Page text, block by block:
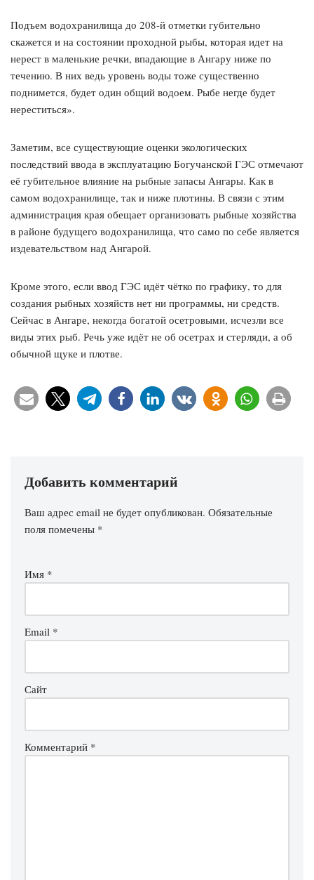
Подъем водохранилища до 208-й отметки губительно
скажется и на состоянии проходной рыбы, которая идет на
нерест в маленькие речки, впадающие в Ангару ниже по
течению. В них ведь уровень воды тоже существенно
поднимется, будет один общий водоем. Рыбе негде будет
нереститься».
Заметим, все существующие оценки экологических
последствий ввода в эксплуатацию Богучанской ГЭС отмечают
её губительное влияние на рыбные запасы Ангары. Как в
самом водохранилище, так и ниже плотины. В связи с этим
администрация края обещает организовать рыбные хозяйства
в районе будущего водохранилища, что само по себе является
издевательством над Ангарой.
Кроме этого, если ввод ГЭС идёт чётко по графику, то для
создания рыбных хозяйств нет ни программы, ни средств.
Сейчас в Ангаре, некогда богатой осетровыми, исчезли все
виды этих рыб. Речь уже идёт не об осетрах и стерляди, а об
обычной щуке и плотве.
Добавить комментарий
Ваш адрес email не будет опубликован. Обязательные
поля помечены *
Имя *
Email *
Сайт
Комментарий *